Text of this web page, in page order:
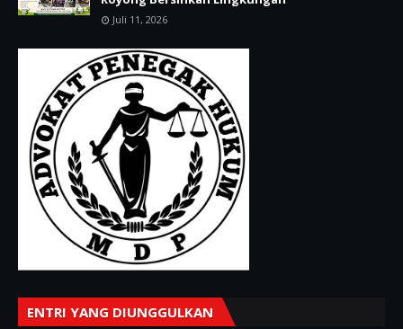
Juli 11, 2026
ENTRI YANG DIUNGGULKAN